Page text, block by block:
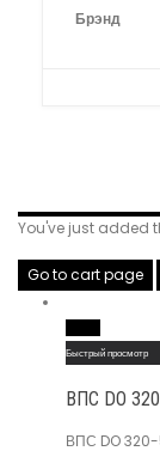
Брэнд
You've just added
Go to cart page
Быстрый просмотр
ВПС DO
ВПС DO